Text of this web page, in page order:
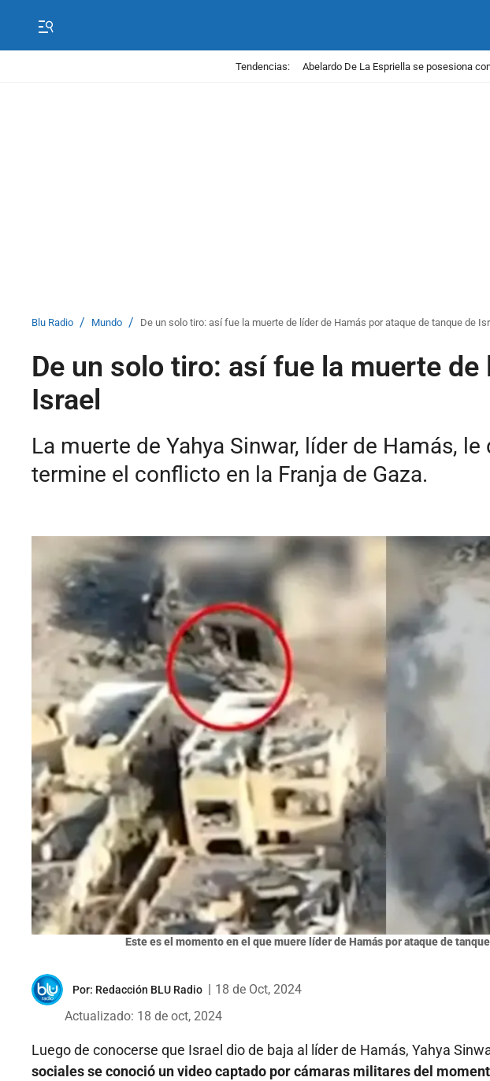
Tendencias: Abelardo De La Espriella se posesiona
Blu Radio / Mundo / De un solo tiro: así fue la muerte de líder de Hamás por ataque de tanque de
De un solo tiro: así fue la muerte
Israel
La muerte de Yahya Sinwar, líder de Hamás,
termine el conflicto en la Franja de Gaza.
Este es el momento en el que muere líder de Hamás por ataque de
Por: Redacción BLU Radio
18 de Oct, 2024
Actualizado: 18 de oct, 2024
Luego de conocerse que Israel dio de baja al líder de Hamás, Yahya
sociales se conoció un video captado por cámaras militares del